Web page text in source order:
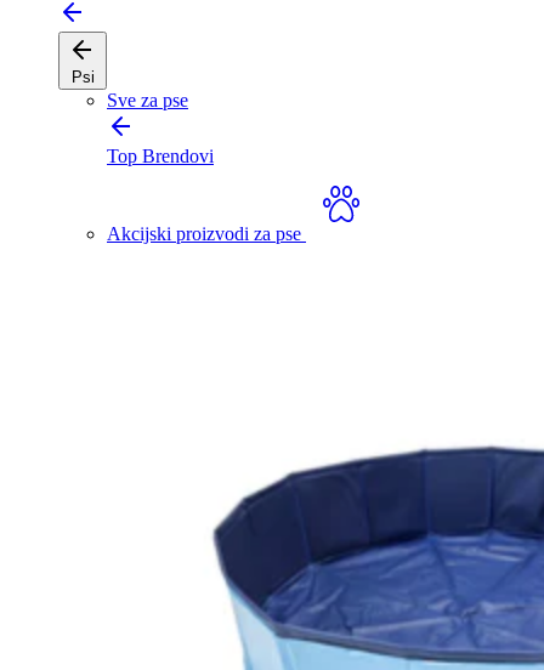
Psi
Sve za pse
Top Brendovi
Akcijski proizvodi za pse